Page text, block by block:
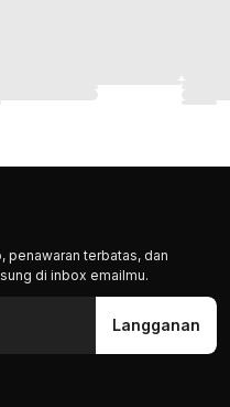
terbatas, dan
di inbox emailmu.
Langganan